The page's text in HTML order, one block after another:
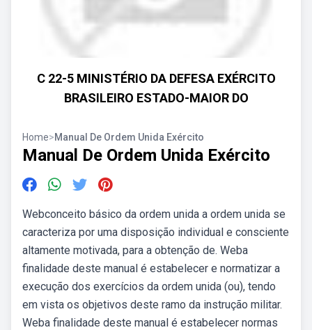
C 22-5 MINISTÉRIO DA DEFESA EXÉRCITO
BRASILEIRO ESTADO-MAIOR DO
Home>Manual De Ordem Unida Exército
Manual De Ordem Unida Exército
Webconceito básico da ordem unida a ordem unida se
caracteriza por uma disposição individual e consciente
altamente motivada, para a obtenção de. Weba
finalidade deste manual é estabelecer e normatizar a
execução dos exercícios da ordem unida (ou), tendo
em vista os objetivos deste ramo da instrução militar.
Weba finalidade deste manual é estabelecer normas